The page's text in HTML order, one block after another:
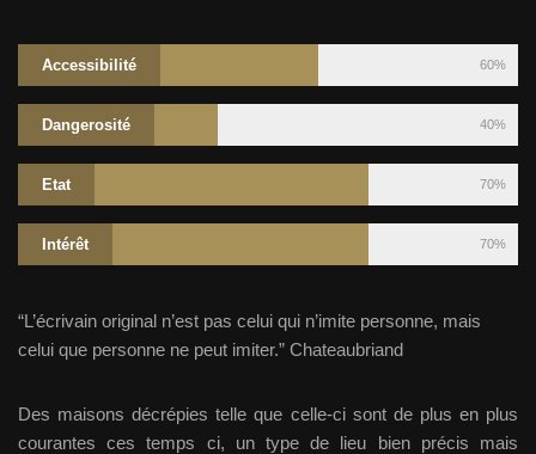
Accessibilité 60%
Dangerosité 40%
Etat 70%
Intérêt 70%
“L’écrivain original n’est pas celui qui n’imite personne, mais
celui que personne ne peut imiter.” Chateaubriand
Des maisons décrépies telle que celle-ci sont de plus en plus
courantes ces temps ci, un type de lieu bien précis mais